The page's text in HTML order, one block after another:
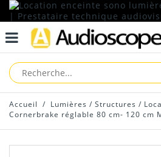
Accueil / Lumières / Structures /
Cornerbrake réglable 80 cm- 120 cm